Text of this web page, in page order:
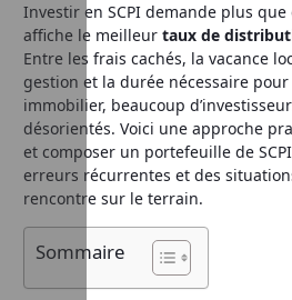
Investir en SCPI demande plus
affiche le meilleur taux de
Entre les frais cachés, la vacance
gestion et la durée nécessaire
immobilier, beaucoup
désorientés. Voici une approche
et composer un portefeuille de
erreurs récurrentes et des
rencontre sur le terrain.
Sommaire